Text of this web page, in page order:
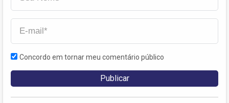
Concordo em tornar meu comentário público